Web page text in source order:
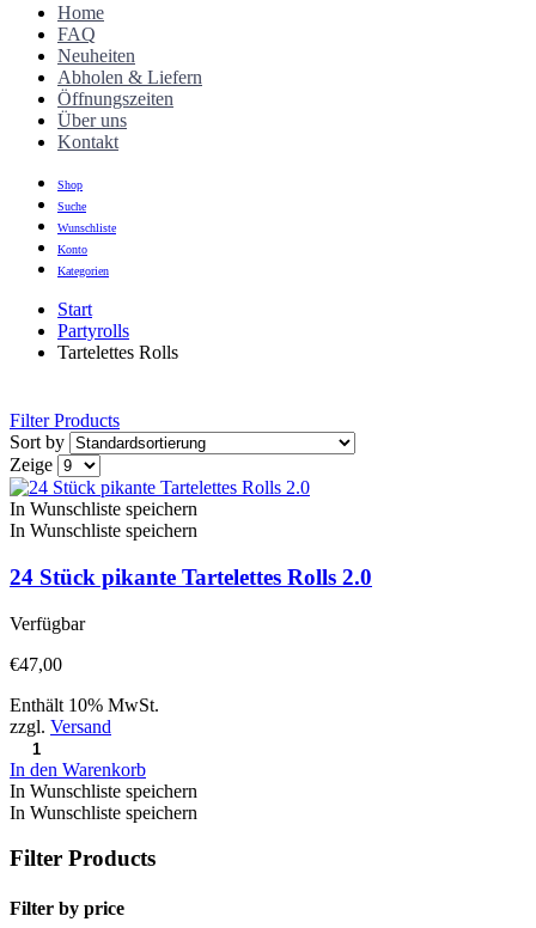
Home
FAQ
Neuheiten
Abholen & Liefern
Öffnungszeiten
Über uns
Kontakt
Shop
Suche
Wunschliste
Konto
Kategorien
Start
Partyrolls
Tartelettes Rolls
Filter Products
Sort by
Zeige
In Wunschliste speichern
In Wunschliste speichern
24 Stück pikante Tartelettes Rolls 2.0
Verfügbar
€47,00
Enthält 10% MwSt.
zzgl. Versand
In den Warenkorb
In Wunschliste speichern
In Wunschliste speichern
Filter Products
Filter by price